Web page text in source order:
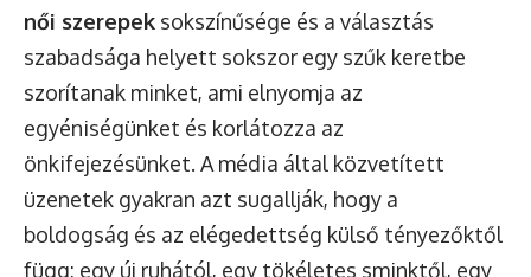
női szerepek sokszínűsége és a választás
szabadsága helyett sokszor egy szűk keretbe
szorítanak minket, ami elnyomja az
egyéniségünket és korlátozza az
önkifejezésünket. A média által közvetített
üzenetek gyakran azt sugallják, hogy a
boldogság és az elégedettség külső tényezőktől
függ: egy új ruhától, egy tökéletes sminktől, egy